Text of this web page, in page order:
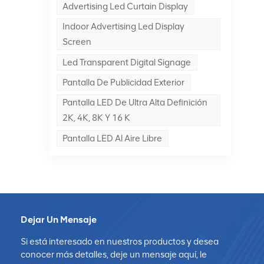
Advertising Led Curtain Display
Indoor Advertising Led Display
Screen
Led Transparent Digital Signage
Pantalla De Publicidad Exterior
Pantalla LED De Ultra Alta Definición
2K, 4K, 8K Y 16 K
Pantalla LED Al Aire Libre
Dejar Un Mensaje
Si está interesado en nuestros productos y desea
conocer más detalles, deje un mensaje aquí, le